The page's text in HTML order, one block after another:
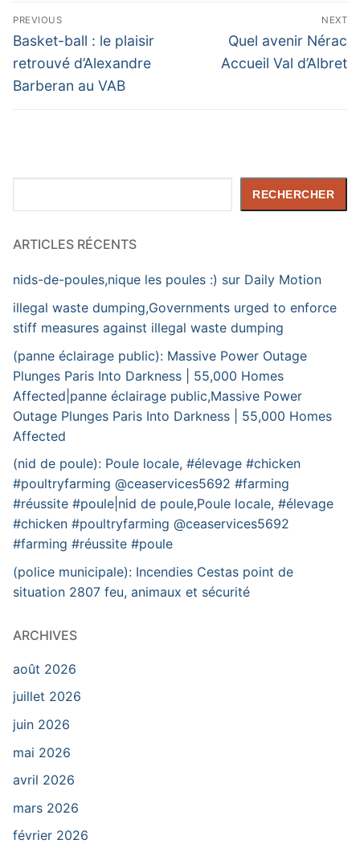
Navigation
de
l’article
PREVIOUS
Previous
post:
Basket-ball : le plaisir
retrouvé d’Alexandre
Barberan au VAB
NEXT
Next
post:
Quel avenir Nérac
Accueil Val d’Albret
RECHERCHER
ARTICLES RÉCENTS
nids-de-poules,nique les poules :) sur Daily Motion
illegal waste dumping,Governments urged to enforce
stiff measures against illegal waste dumping
(panne éclairage public): Massive Power Outage
Plunges Paris Into Darkness | 55,000 Homes
Affected|panne éclairage public,Massive Power
Outage Plunges Paris Into Darkness | 55,000 Homes
Affected
(nid de poule): Poule locale, #élevage #chicken
#poultryfarming @ceaservices5692 #farming
#réussite #poule|nid de poule,Poule locale, #élevage
#chicken #poultryfarming @ceaservices5692
#farming #réussite #poule
(police municipale): Incendies Cestas point de
situation 2807 feu, animaux et sécurité
ARCHIVES
août 2026
juillet 2026
juin 2026
mai 2026
avril 2026
mars 2026
février 2026